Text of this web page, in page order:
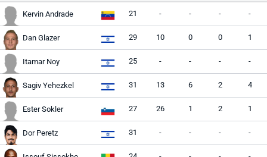
Kervin Andrade 21 - - - -
Dan Glazer 29 10 0 0 1
Itamar Noy 25 - - - -
Sagiv Yehezkel 31 13 6 2 4
Ester Sokler 27 26 1 2 1
Dor Peretz 31 - - - -